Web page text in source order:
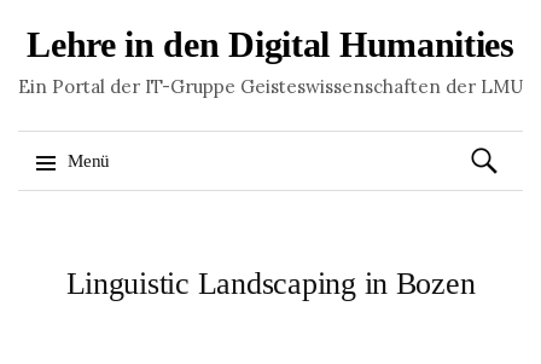
Lehre in den Digital Humanities
Ein Portal der IT-Gruppe Geisteswissenschaften der LMU
Menü
Inhalt
Suchen
nach:
Linguistic Landscaping in Bozen